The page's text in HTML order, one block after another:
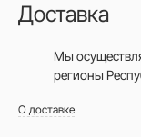
Доставка
Мы
регионы
О доставке